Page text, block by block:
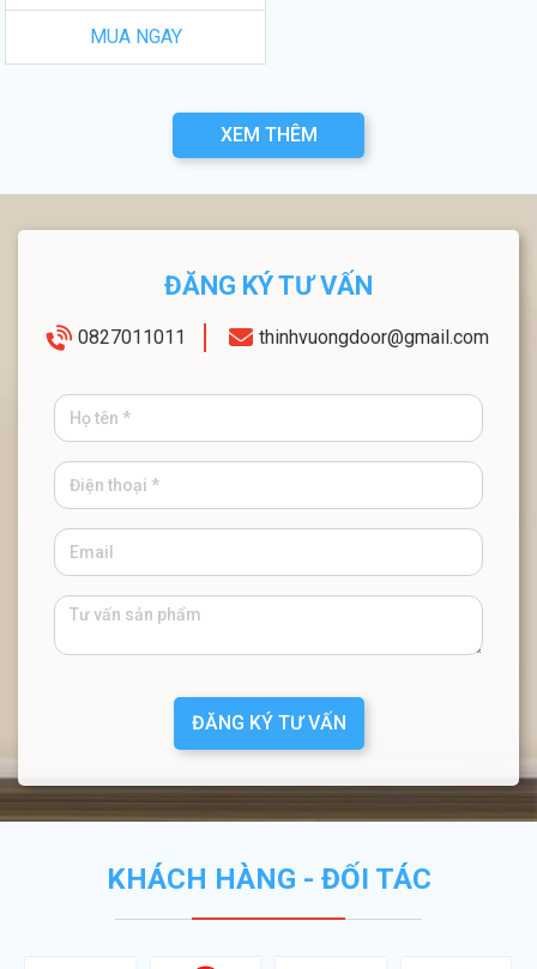
MUA NGAY
XEM THÊM
ĐĂNG KÝ TƯ VẤN
0827011011 thinhvuongdoor@gmail.com
ĐĂNG KÝ TƯ VẤN
KHÁCH HÀNG - ĐỐI TÁC